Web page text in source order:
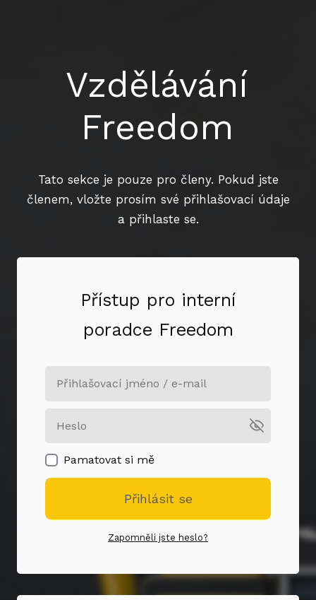
Vzdělávání
Freedom
Tato sekce je pouze pro členy. Pokud jste
členem, vložte prosím své přihlašovací údaje
a přihlaste se.
Přístup pro interní
poradce Freedom
Pamatovat si mě
Přihlásit se
Zapomněli jste heslo?